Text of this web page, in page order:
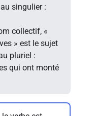
singulier :
collectif, «
» est le sujet
pluriel :
qui ont monté